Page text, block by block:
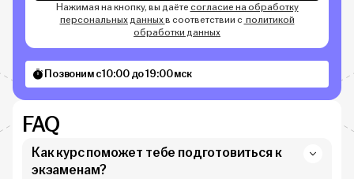
Нажимая на кнопку, вы даётесогласие на обработку
персональных данныхв соответствии с политикой
обработки данных
Позвоним с 10:00 до 19:00 мск
FAQ
Как курс поможет тебе подготовиться к
экзаменам?